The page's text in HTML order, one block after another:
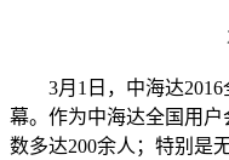
3月1日，中海达
幕。作为中海达全国用
数多达200余人；特别是